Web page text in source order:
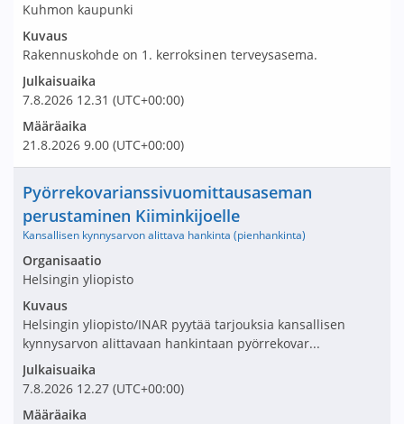
Kuhmon kaupunki
Kuvaus
Rakennuskohde on 1. kerroksinen terveysasema.
Julkaisuaika
7.8.2026 12.31 (UTC+00:00)
Määräaika
21.8.2026 9.00 (UTC+00:00)
Avaa tarjouspyyntö:
Organisaatio
Helsingin yliopisto
Nimi ja selite
Pyörrekovarianssivuomittausaseman
perustaminen Kiiminkijoelle
Kansallisen kynnysarvon alittava hankinta (pienhankinta)
Kuvaus
Helsingin yliopisto/INAR pyytää tarjouksia kansallisen
kynnysarvon alittavaan hankintaan pyörrekovar...
Julkaisuaika
7.8.2026 12.27 (UTC+00:00)
Määräaika